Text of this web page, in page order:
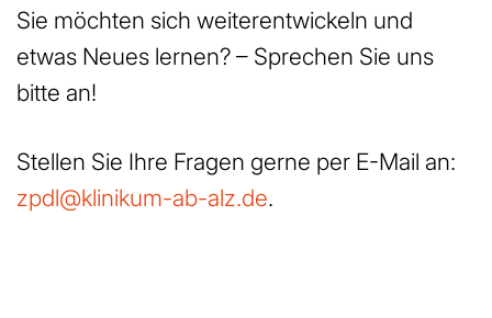
Sie möchten sich weiterentwickeln und
etwas Neues lernen? – Sprechen Sie uns
bitte an!
Stellen Sie Ihre Fragen gerne per E-Mail an:
zpdl@klinikum-ab-alz.de.